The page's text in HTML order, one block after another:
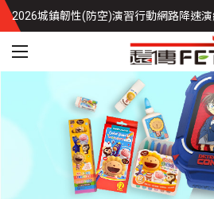
2026城鎮韌性(防空)演習行動網路降速